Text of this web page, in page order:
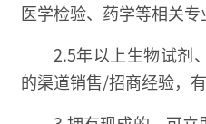
医学检验、药学等相关专
2.5年以上生物试剂
的渠道销售/招商经验，